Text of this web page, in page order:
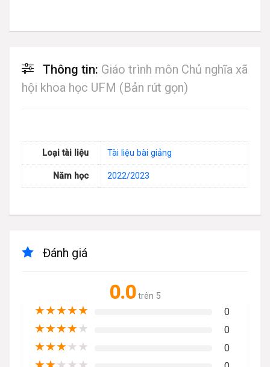
Thông tin: Giáo trình môn Chủ nghĩa xã
hội khoa học UFM (Bản rút gọn)
Loại tài liệu Tài liệu bài giảng
Năm học 2022/2023
Đánh giá
0.0 trên 5
★★★★★ 0
★★★★★ 0
★★★★★ 0